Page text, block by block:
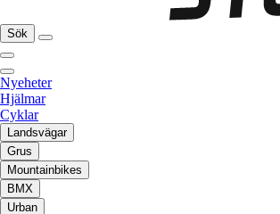
Sök
Nyeheter
Hjälmar
Cyklar
Landsvägar
Grus
Mountainbikes
BMX
Urban